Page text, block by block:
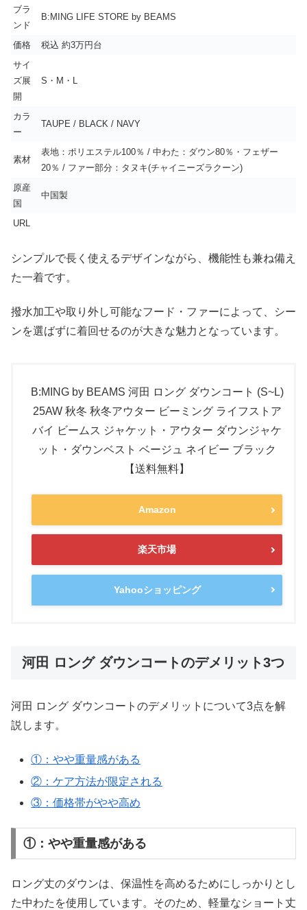
ブラ
ンド
B:MING LIFE STORE by BEAMS
価格
税込 約3万円台
サイ
ズ展
開
S・M・L
カラ
ー
TAUPE / BLACK / NAVY
素材
表地：ポリエステル100％ / 中わた：ダウン80％・フェザー
20％ / ファー部分：タヌキ(チャイニーズラクーン)
原産
国
中国製
URL
シンプルで長く使えるデザインながら、機能性も兼ね備え
た一着です。
撥水加工や取り外し可能なフード・ファーによって、シー
ンを選ばずに着回せるのが大きな魅力となっています。
B:MING by BEAMS 河田 ロング ダウンコート (S~L)
25AW 秋冬 秋冬アウター ビーミング ライフストア
バイ ビームス ジャケット・アウター ダウンジャケ
ット・ダウンベスト ベージュ ネイビー ブラック
【送料無料】
Amazon
楽天市場
Yahooショッピング
河田 ロング ダウンコートのデメリット3つ
河田 ロング ダウンコートのデメリットについて3点を解
説します。
①：やや重量感がある
②：ケア方法が限定される
③：価格帯がやや高め
①：やや重量感がある
ロング丈のダウンは、保温性を高めるためにしっかりとし
た中わたを使用しています。そのため、軽量なショート丈